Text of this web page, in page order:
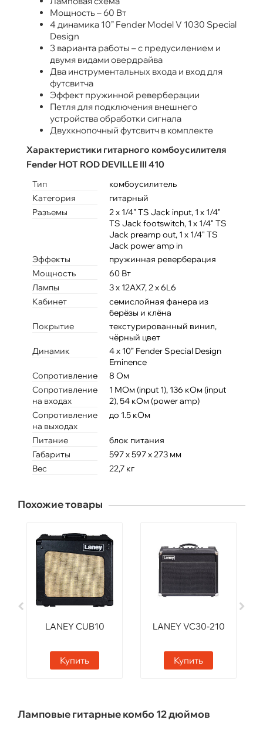
Мощность – 60 Вт
4 динамика 10” Fender Model V 1030 Special
Design
3 варианта работы – с предусилением и
двумя видами овердрайва
Два инструментальных входа и вход для
футсвитча
Эффект пружинной реверберации
Петля для подключения внешнего
устройства обработки сигнала
Двухкнопочный футсвитч в комплекте
Характеристики гитарного комбоусилителя
Fender HOT ROD DEVILLE III 410
Тип
комбоусилитель
Категория
гитарный
Разъемы
2 x 1/4" TS Jack input, 1 x 1/4"
TS Jack footswitch, 1 x 1/4" TS
Jack preamp out, 1 x 1/4" TS
Jack power amp in
Эффекты
пружинная реверберация
Мощность
60 Вт
Лампы
3 х 12AX7, 2 x 6L6
Кабинет
семислойная фанера из
берёзы и клёна
Покрытие
текстурированный винил,
чёрный цвет
Динамик
4 x 10” Fender Special Design
Eminence
Сопротивление
8 Ом
Сопротивление
на входах
1 МОм (input 1), 136 кОм (input
2), 54 кОм (power amp)
Сопротивление
на выходах
до 1.5 кОм
Питание
блок питания
Габариты
597 х 597 х 273 мм
Вес
22,7 кг
Похожие товары
LANEY CUB10
Купить
LANEY VC30-210
Купить
Ламповые гитарные комбо 12 дюймов